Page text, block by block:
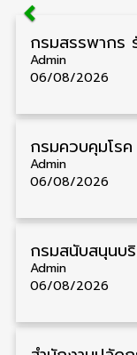
Admin
06/08/2026
Admin
06/08/2026
Admin
06/08/2026